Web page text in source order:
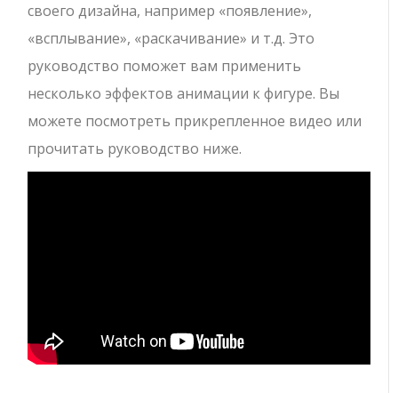
своего дизайна, например «появление»,
«всплывание», «раскачивание» и т.д. Это
руководство поможет вам применить
несколько эффектов анимации к фигуре. Вы
можете посмотреть прикрепленное видео или
прочитать руководство ниже.